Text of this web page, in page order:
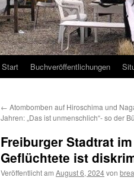
Start Buchveröffentlichungen
← Atombomben auf Hiroschima und
Jahren: „Das ist unmenschlich“- so der
Freiburger Stadtrat
Geflüchtete ist
Veröffentlicht am August 6, 2024von